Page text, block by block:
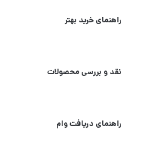
راهنمای خرید بهتر
نقد و بررسی محصولات
راهنمای دریافت وام